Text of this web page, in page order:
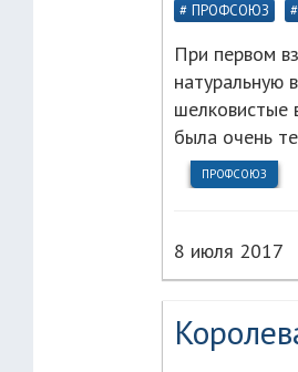
ПРОФСОЮЗ
При первом
натуральную
шелковистые
была очень
ПРОФСОЮЗ
8 июля 2017